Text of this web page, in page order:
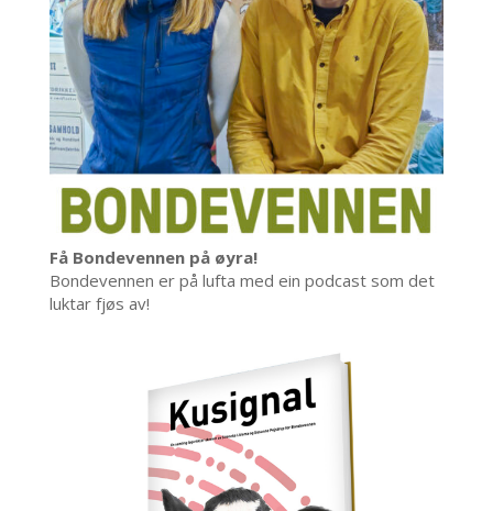
Få Bondevennen på øyra!
Bondevennen er på lufta med ein podcast som det
luktar fjøs av!